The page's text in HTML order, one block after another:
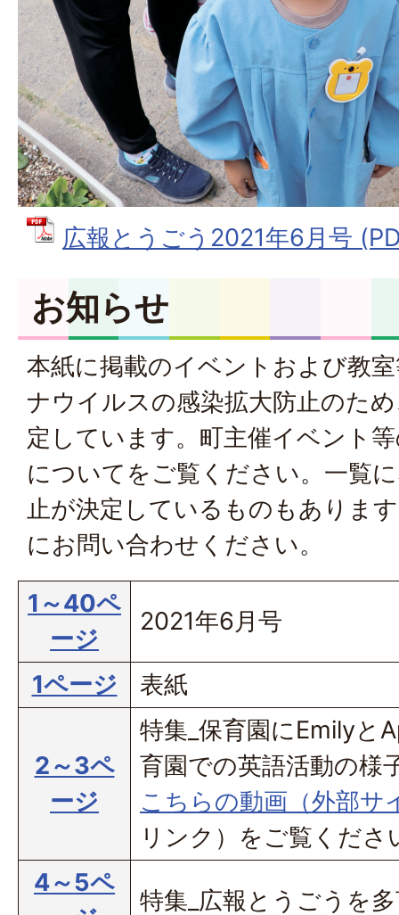
広報とうごう2021年6月号
お知らせ
本紙に掲載のイベントおよび教
ナウイルスの感染拡大防止のた
定しています。 町主催イベント
について をご覧ください。一覧
止が決定しているものもありま
にお問い合わせください。
1～40ペ
ージ
2021年6月号
1ページ 表紙
2～3ペ
ージ
特集_保育園にEmilyと
育園での英語活動の様
こちらの動画（外部サ
リンク） をご覧くださ
4～5ペ
特集_広報とうごうを